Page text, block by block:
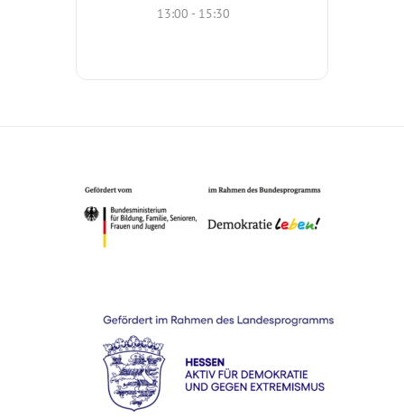
13:00 - 15:30